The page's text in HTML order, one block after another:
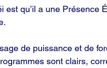
qu’il a une Présence
de puissance et de
sont clairs,